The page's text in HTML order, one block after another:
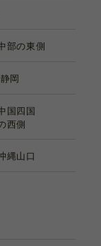
部の東側
岡
国四国
西側
縄山口